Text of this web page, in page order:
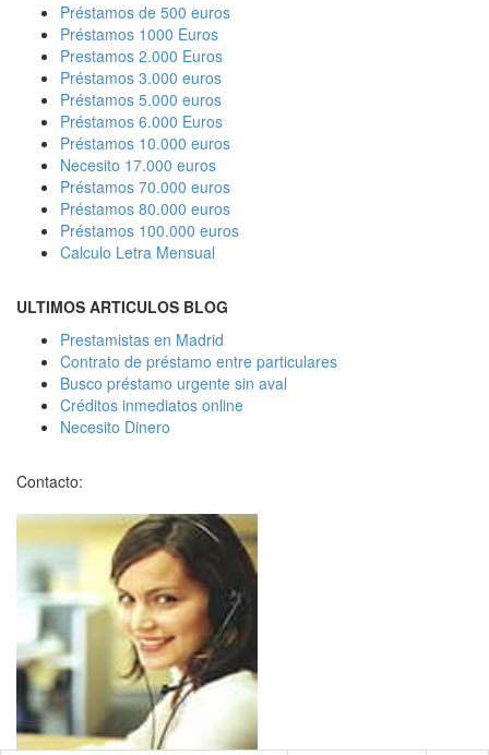
Préstamos de 500 euros
Préstamos 1000 Euros
Prestamos 2.000 Euros
Préstamos 3.000 euros
Préstamos 5.000 euros
Préstamos 6.000 Euros
Préstamos 10.000 euros
Necesito 17.000 euros
Préstamos 70.000 euros
Préstamos 80.000 euros
Préstamos 100.000 euros
Calculo Letra Mensual
ULTIMOS ARTICULOS BLOG
Prestamistas en Madrid
Contrato de préstamo entre particulares
Busco préstamo urgente sin aval
Créditos inmediatos online
Necesito Dinero
Contacto: